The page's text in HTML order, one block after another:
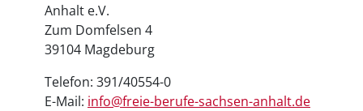
Anhalt e.V.
Zum Domfelsen 4
39104 Magdeburg
Telefon: 391/40554-0
E-Mail: info@freie-berufe-sachsen-anhalt.de